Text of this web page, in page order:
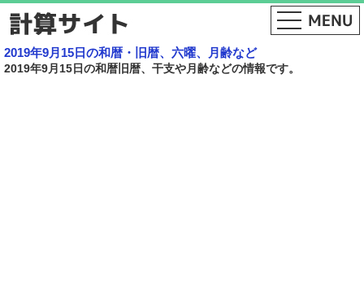
2019年9月15日の和暦・旧暦、六曜、月齢など
2019年9月15日の和暦旧暦、干支や月齢などの情報です。